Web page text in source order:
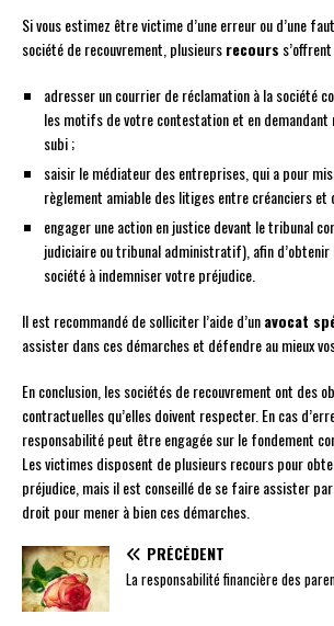
Si vous estimez être victime d’une erreur ou d’une
société de recouvrement, plusieursrecours
adresser un courrier de réclamation à la société
les motifs de votre contestation et en
subi ;
saisir le médiateur des entreprises, qui a pour
règlement amiable des litiges entre créanciers et
engager une action en justice devant le tribunal
judiciaire ou tribunal administratif), afin d’obtenir
société à indemniser votre préjudice.
Il est recommandé de solliciter l’aide d’unavocat
assister dans ces démarches et défendre au mieux
En conclusion, les sociétés de recouvrement ont des
contractuelles qu’elles doivent respecter. En cas
responsabilité peut être engagée sur le fondement
Les victimes disposent de plusieurs recours pour
préjudice, mais il est conseillé de se faire assister
droit pour mener à bien ces démarches.
PRÉCÉDENT
La responsabilité financière des